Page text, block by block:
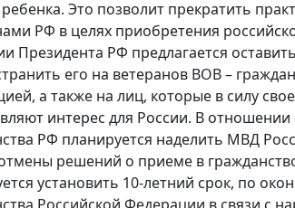
Это позволит прекратить
РФ в целях приобретения
Президента РФ предлагается
его на ветеранов ВОВ –
а также на лиц, которые в силу
интерес для России. В
РФ планируется наделить МВД
решений о приеме в
установить 10-летний срок, по